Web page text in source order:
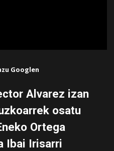
Googlen
Alvarez izan
osatu
Ortega
Ibai Irisarri